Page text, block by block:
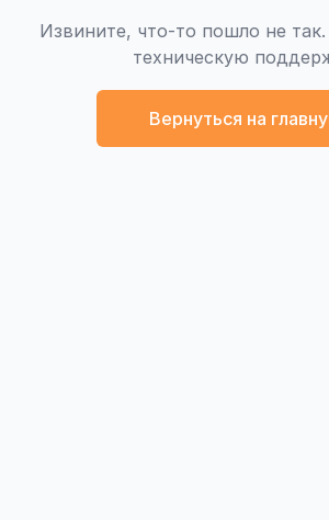
Извините, что-то пошло не
техническую
Вернуться на